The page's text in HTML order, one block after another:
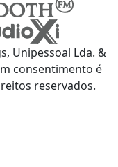
Unipessoal Lda. &
consentimento é
reservados.